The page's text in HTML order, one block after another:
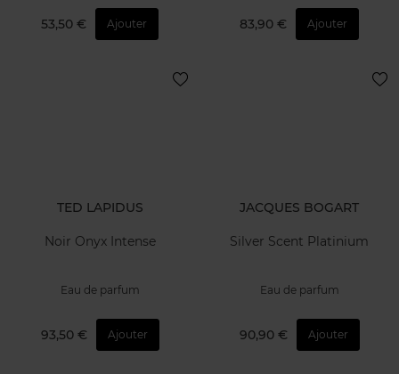
53,50 € Ajouter 83,90 € Ajouter
TED LAPIDUS
Noir Onyx Intense
Eau de parfum
93,50 € Ajouter
JACQUES BOGART
Silver Scent Platinium
Eau de parfum
90,90 € Ajouter